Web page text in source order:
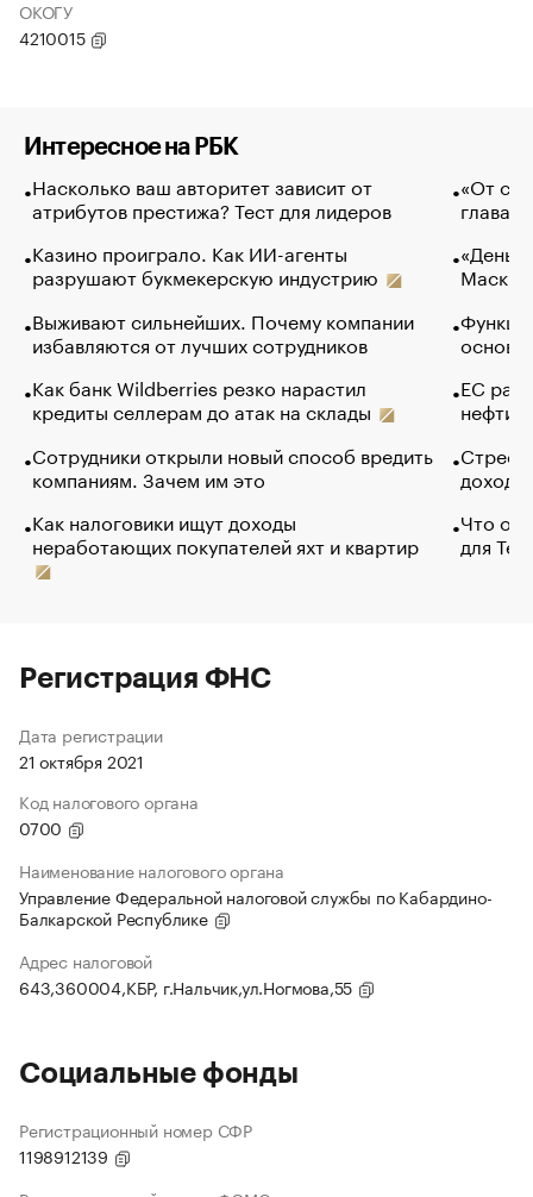
ОКОГУ
4210015
Интересное на РБК
Насколько ваш авторитет зависит от
атрибутов престижа? Тест для лидеров
Казино проиграло. Как ИИ-агенты
разрушают букмекерскую индустрию
Выживают сильнейших. Почему компании
избавляются от лучших сотрудников
Как банк Wildberries резко нарастил
кредиты селлерам до атак на склады
Сотрудники открыли новый способ вредить
компаниям. Зачем им это
Как налоговики ищут доходы
неработающих покупателей яхт и квартир
«От
глава
Маск в
основ
ЕС
нефти
Что
для
Регистрация ФНС
Дата регистрации
21 октября 2021
Код налогового органа
0700
Наименование налогового органа
Управление Федеральной налоговой службы по Кабардино-
Балкарской Республике
Адрес налоговой
643,360004,КБР, г.Нальчик,ул.Ногмова,55
Социальные фонды
Регистрационный номер СФР
1198912139